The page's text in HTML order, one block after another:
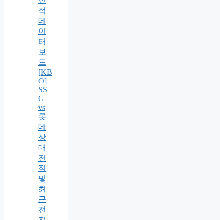
적
데
이
터
보
드
[KB
O]
SS
G
vs
롯
데
상
대
전
적
및
최
근
전